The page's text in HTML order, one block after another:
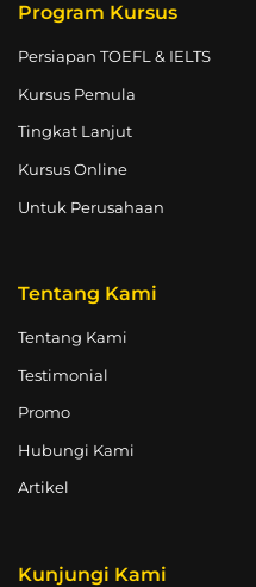
Program Kursus
Persiapan TOEFL & IELTS
Kursus Pemula
Tingkat Lanjut
Kursus Online
Untuk Perusahaan
Tentang Kami
Tentang Kami
Testimonial
Promo
Hubungi Kami
Artikel
Kunjungi Kami